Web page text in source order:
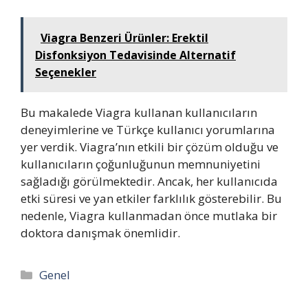
Viagra Benzeri Ürünler: Erektil
Disfonksiyon Tedavisinde Alternatif
Seçenekler
Bu makalede Viagra kullanan kullanıcıların
deneyimlerine ve Türkçe kullanıcı yorumlarına
yer verdik. Viagra’nın etkili bir çözüm olduğu ve
kullanıcıların çoğunluğunun memnuniyetini
sağladığı görülmektedir. Ancak, her kullanıcıda
etki süresi ve yan etkiler farklılık gösterebilir. Bu
nedenle, Viagra kullanmadan önce mutlaka bir
doktora danışmak önemlidir.
Kategoriler
Genel